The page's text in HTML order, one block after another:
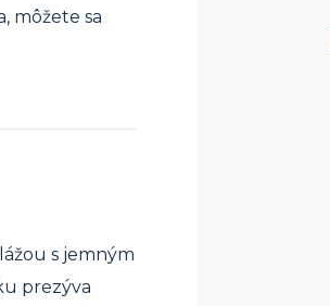
môžete sa
s jemným
prezýva